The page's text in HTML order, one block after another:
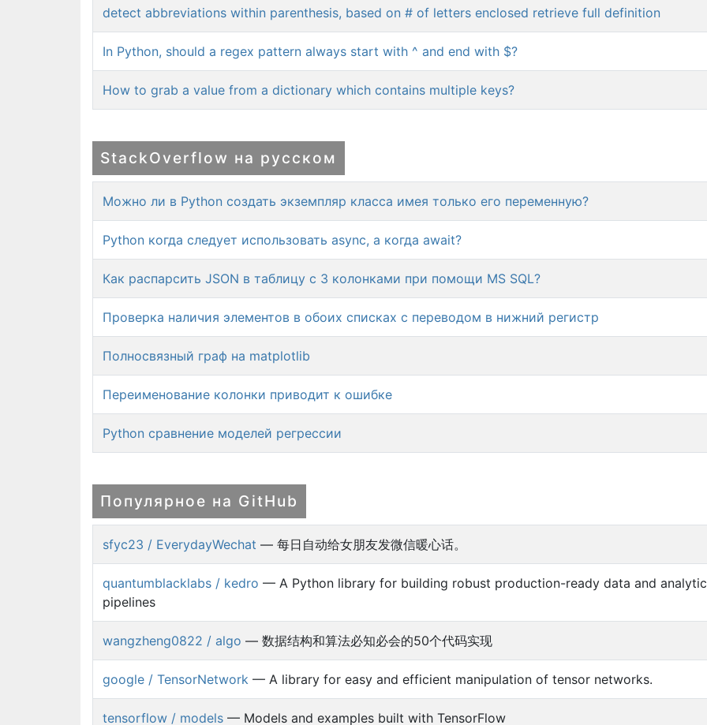
detect abbreviations within parenthesis, based on # of letters enclosed retrieve full definition
In Python, should a regex pattern always start with ^ and end with $?
How to grab a value from a dictionary which contains multiple keys?
StackOverflow на русском
Можно ли в Python создать экземпляр класса имея только его переменную?
Python когда следует использовать async, а когда await?
Как распарсить JSON в таблицу с 3 колонками при помощи MS SQL?
Проверка наличия элементов в обоих списках с переводом в нижний регистр
Полносвязный граф на matplotlib
Переименование колонки приводит к ошибке
Python cравнение моделей регрессии
Популярное на GitHub
sfyc23 / EverydayWechat — 每日自动给女朋友发微信暖心话。
quantumblacklabs / kedro — A Python library for building robust production-ready data and
pipelines
wangzheng0822 / algo — 数据结构和算法必知必会的50个代码实现
google / TensorNetwork — A library for easy and efficient manipulation of tensor networks.
tensorflow / models — Models and examples built with TensorFlow